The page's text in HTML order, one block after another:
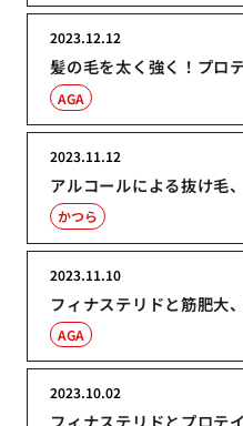
髪の毛を太く強く！プロ
2023.12.12
AGA
アルコールによる抜け毛
2023.11.12
かつら
フィナステリドと筋肥大
2023.11.10
AGA
フィナステリドとプロテ
2023.10.02